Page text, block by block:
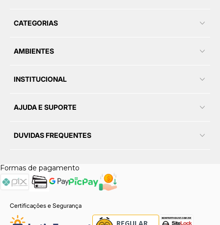
CATEGORIAS
AMBIENTES
INSTITUCIONAL
AJUDA E SUPORTE
DUVIDAS FREQUENTES
Formas de pagamento
Certificações e Segurança